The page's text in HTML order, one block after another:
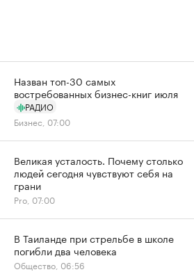
Назван топ-30 самых
востребованных бизнес-книг июля
РАДИО
Бизнес, 07:00
Великая усталость. Почему столько
людей сегодня чувствуют себя на
грани
Pro, 07:00
В Таиланде при стрельбе в школе
погибли два человека
Общество, 06:56